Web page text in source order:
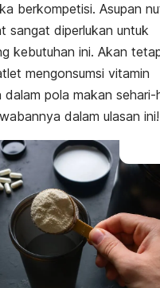
berkompetisi. Asupan
sangat diperlukan untuk
kebutuhan ini. Akan
mengonsumsi vitamin
dalam pola makan sehari-
dalam ulasan ini!